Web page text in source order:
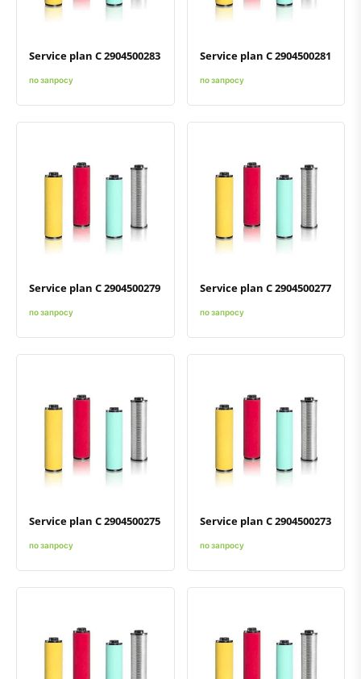
Service plan C 2904500283
по запросу
Service plan C 2904500281
по запросу
Добавить к сравнению
Добавить в избранное
Service plan C 2904500279
по запросу
Добавить к сравнению
Добавить в избранное
Service plan C 2904500277
по запросу
Добавить к сравнению
Добавить в избранное
Service plan C 2904500275
по запросу
Добавить к сравнению
Добавить в избранное
Service plan C 2904500273
по запросу